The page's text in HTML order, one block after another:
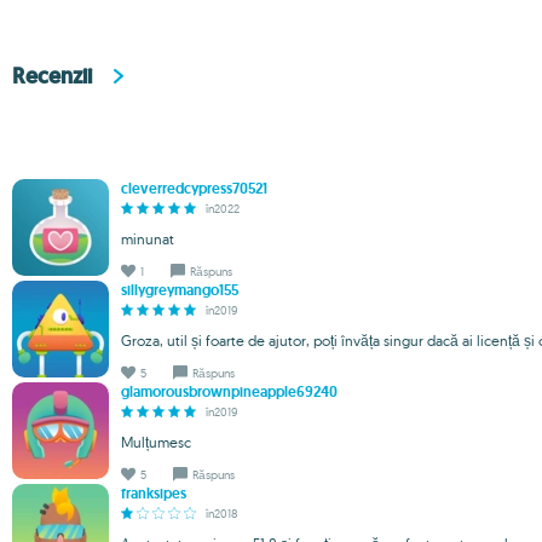
Recenzii
cleverredcypress70521
în2022
minunat
1 Răspuns
sillygreymango155
în2019
Groza, util și foarte de ajutor, poți învăța singur dacă ai licență și
5 Răspuns
glamorousbrownpineapple69240
în2019
Mulțumesc
5 Răspuns
franksipes
în2018